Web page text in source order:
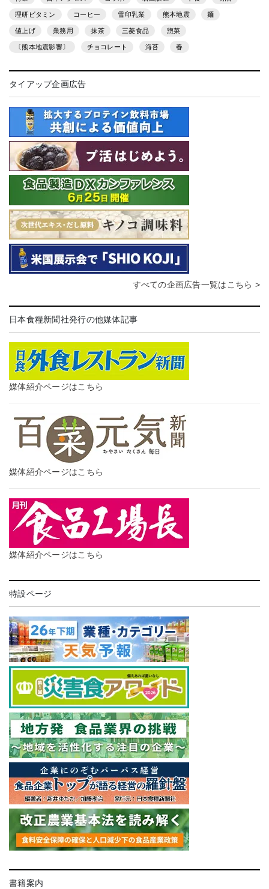
理研ビタミン コーヒー 雪印乳業 熊本地震 麺
値上げ 業務用 抹茶 三菱食品 惣菜
〔熊本地震影響〕 チョコレート 海苔 春
タイアップ企画広告
すべての企画広告一覧はこちら >
日本食糧新聞社発行の他媒体記事
媒体紹介ページはこちら
媒体紹介ページはこちら
媒体紹介ページはこちら
特設ページ
書籍案内